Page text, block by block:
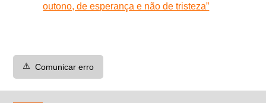
outono, de esperança e não de tristeza”
⚠️ Comunicar erro